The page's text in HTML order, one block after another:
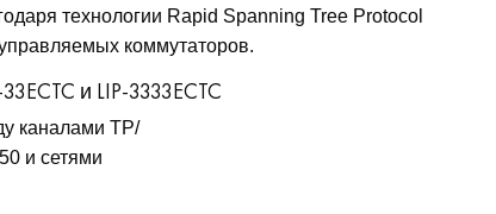
технологии Rapid Spanning Tree Protocol
коммутаторов.
и LIP-3333ECTC
каналами TP/
и сетями